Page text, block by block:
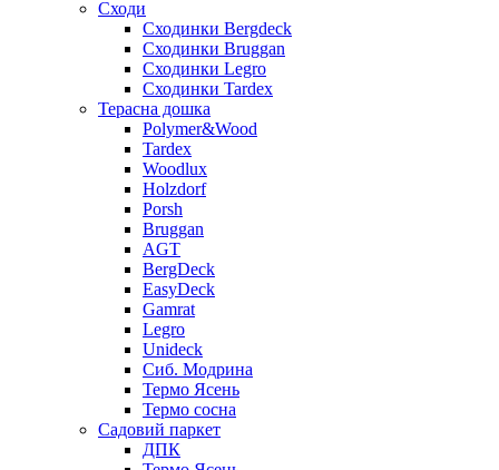
Сходи
Сходинки Bergdeck
Сходинки Bruggan
Сходинки Legro
Сходинки Tardex
Терасна дошка
Polymer&Wood
Tardex
Woodlux
Holzdorf
Porsh
Bruggan
AGT
BergDeck
EasyDeck
Gamrat
Legro
Unideck
Сиб. Модрина
Термо Ясень
Термо сосна
Садовий паркет
ДПК